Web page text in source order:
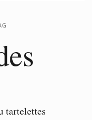
tartelettes